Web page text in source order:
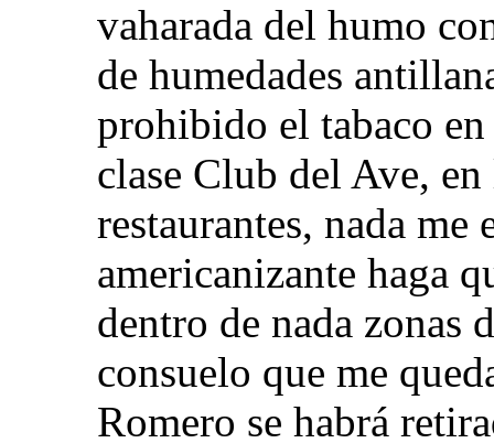
vaharada del humo
de humedades
prohibido el tabaco
clase Club del Ave,
restaurantes, nada
americanizante haga
dentro de nada zonas
consuelo que me
Romero se habrá